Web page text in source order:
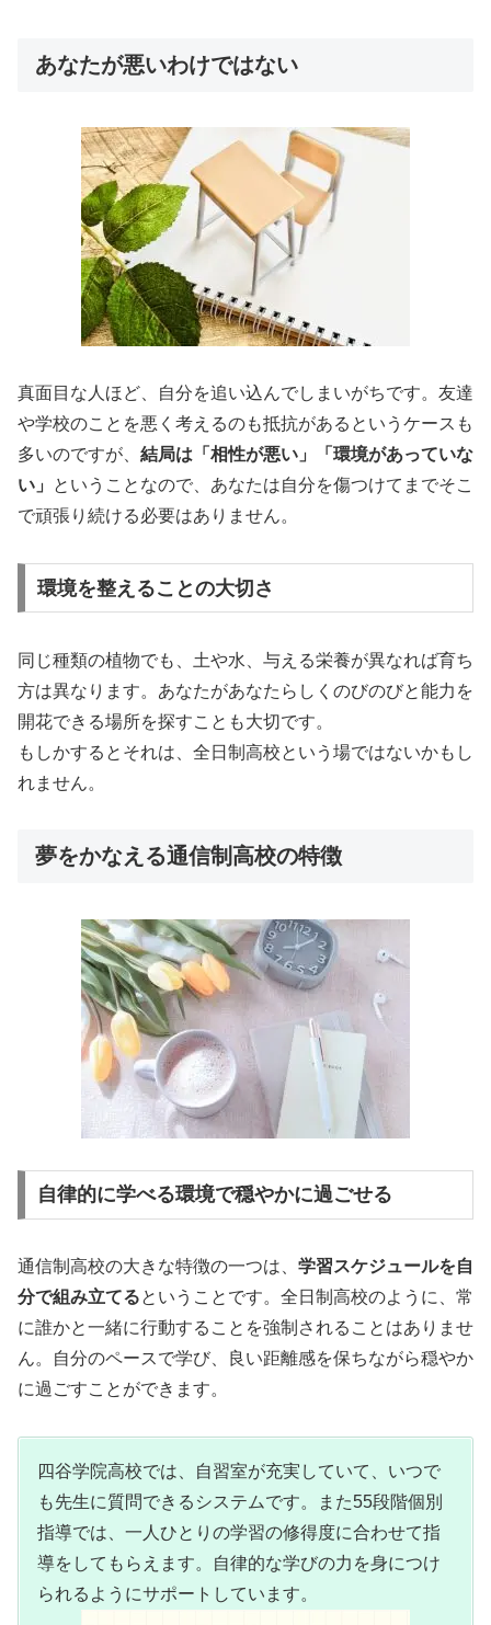
あなたが悪いわけではない
真面目な人ほど、自分を追い込んでしまいがちです。友達
や学校のことを悪く考えるのも抵抗があるというケースも
多いのですが、 結局は「相性が悪い」「環境があっていな
い」
ということなので、 あなたは自分を傷つけてまでそこ
で頑張り続ける必要はありません。
環境を整えることの大切さ
同じ種類の植物でも、土や水、与える栄養が異なれば育ち
方は異なります。あなたがあなたらしくのびのびと能力を
開花できる場所を探すことも大切です。
もしかするとそれは、全日制高校という場ではないかもし
れません。
夢をかなえる通信制高校の特徴
自律的に学べる環境で穏やかに過ごせる
通信制高校の大きな特徴の一つは、 学習スケジュールを自
分で組み立てるということです。 全日制高校のように、常
に誰かと一緒に行動することを強制されることはありませ
ん。自分のペースで学び、良い距離感を保ちながら穏やか
に過ごすことができます。
四谷学院高校では、自習室が充実していて、いつで
も先生に質問できるシステムです。また55段階個別
指導では、一人ひとりの学習の修得度に合わせて指
導をしてもらえます。自律的な学びの力を身につけ
られるようにサポートしています。